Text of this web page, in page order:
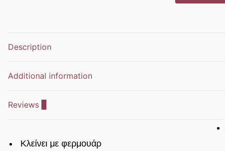
Description
Additional information
Reviews
Κλείνει με φερμουάρ